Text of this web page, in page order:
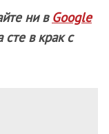
ни в Google
сте в крак с